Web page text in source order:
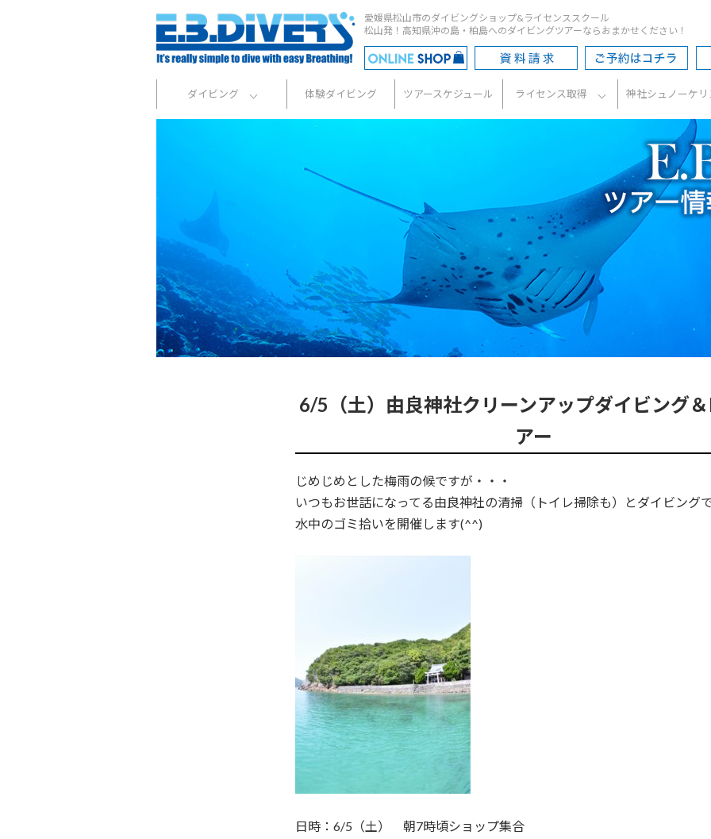
愛媛県松山市のダイビングショップ&ライセンススクール
松山発！高知県沖の島・柏島へのダイビングツアーならおまかせください！
ダイビング 体験ダイビング ツアースケジュール ライセンス取得 神社シュノーケリ
6/5（土）由良神社クリーンアップダイビング
アー
じめじめとした梅雨の候ですが・・・
いつもお世話になってる由良神社の清掃（トイレ掃除も）とダイビング
水中のゴミ拾いを開催します(^^)
日時：6/5（土） 朝7時頃ショップ集合